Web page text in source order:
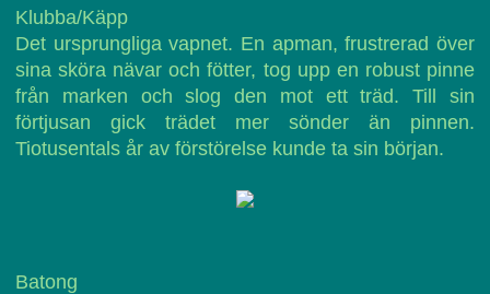
Klubba/Käpp
Det ursprungliga vapnet. En apman, frustrerad över
sina sköra nävar och fötter, tog upp en robust pinne
från marken och slog den mot ett träd. Till sin
förtjusan gick trädet mer sönder än pinnen.
Tiotusentals år av förstörelse kunde ta sin början.
Batong